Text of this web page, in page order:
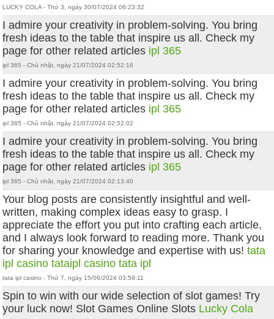
LUCKY COLA - Thứ 3, ngày 30/07/2024 06:23:32
I admire your creativity in problem-solving. You bring
fresh ideas to the table that inspire us all. Check my
page for other related articles ipl 365
ipl 365 - Chủ nhật, ngày 21/07/2024 02:52:16
I admire your creativity in problem-solving. You bring
fresh ideas to the table that inspire us all. Check my
page for other related articles ipl 365
ipl 365 - Chủ nhật, ngày 21/07/2024 02:52:02
I admire your creativity in problem-solving. You bring
fresh ideas to the table that inspire us all. Check my
page for other related articles ipl 365
ipl 365 - Chủ nhật, ngày 21/07/2024 02:13:40
Your blog posts are consistently insightful and well-
written, making complex ideas easy to grasp. I
appreciate the effort you put into crafting each article,
and I always look forward to reading more. Thank you
for sharing your knowledge and expertise with us!tata
ipl casino tataipl casino tata ipl
tata ipl casino - Thứ 7, ngày 15/06/2024 03:59:11
Spin to win with our wide selection of slot games! Try
your luck now! Slot Games Online Slots Lucky Cola